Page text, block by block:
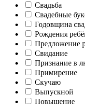
Свадьба
Свадебные
Годовщина
Рождения
Предложение
Свидание
Признание в
Примирение
Скучаю
Выпускной
Повышение